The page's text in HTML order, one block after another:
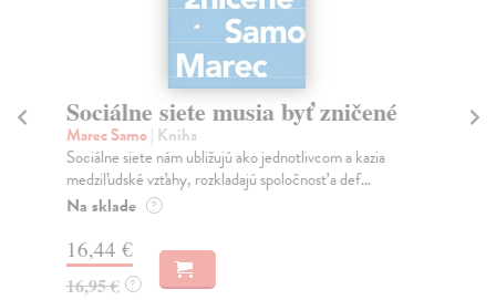
Sociálne siete musia byť zničené
Marec Samo| Kniha
Sociálne siete nám ubližujú ako jednotlivcom a kazia
medziľudské vzťahy, rozkladajú spoločnosť a def...
Na sklade ?
16,44 €
16,95 € ?